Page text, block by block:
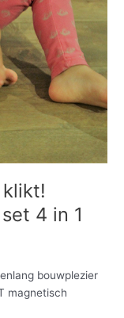
4 in 1
bouwplezier
magnetisch